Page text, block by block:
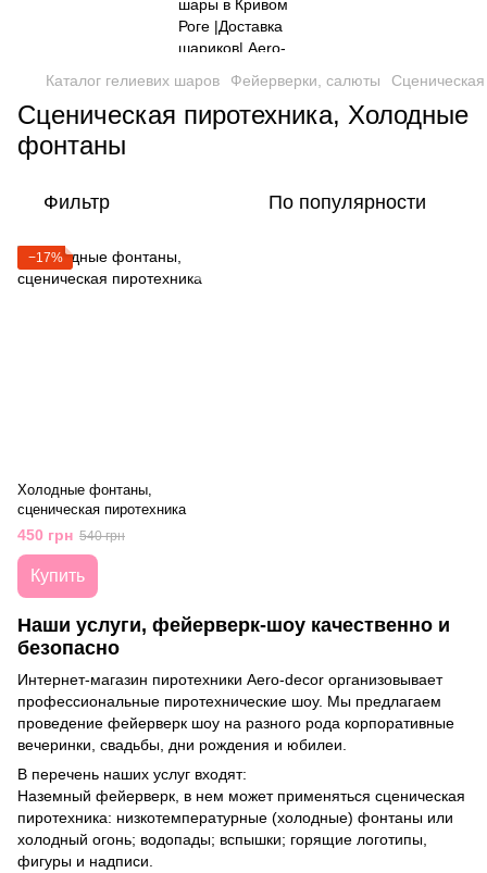
Каталог гелиевих шаров Фейерверки, салюты
Сценическая пиротехника, Холодные
фонтаны
Фильтр По популярности
−17%
Холодные фонтаны,
сценическая пиротехника
450 грн 540 грн
Купить
Наши услуги, фейерверк-шоу качественно и
безопасно
Интернет-магазин пиротехники Aero-decor организовывает
профессиональные пиротехнические шоу. Мы предлагаем
проведение фейерверк шоу на разного рода корпоративные
вечеринки, свадьбы, дни рождения и юбилеи.
В перечень наших услуг входят:
Наземный фейерверк, в нем может применяться сценическая
пиротехника: низкотемпературные (холодные) фонтаны или
холодный огонь; водопады; вспышки; горящие логотипы,
фигуры и надписи.